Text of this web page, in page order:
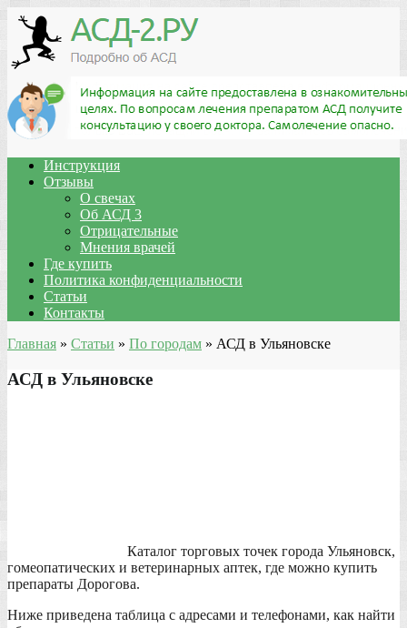
Инструкция
Отзывы
О свечах
Об АСД 3
Отрицательные
Мнения врачей
Где купить
Политика конфиденциальности
Статьи
Контакты
Главная » Статьи » По городам » АСД в Ульяновске
АСД в Ульяновске
Каталог торговых точек города Ульяновск,
гомеопатических и ветеринарных аптек, где можно купить
препараты Дорогова.
Ниже приведена таблица с адресами и телефонами, как найти